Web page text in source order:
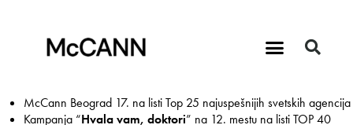
McCann Beograd 17. na listi Top 25 najuspešnijih svetskih agencija
Kampanja “Hvala vam, doktori” na 12. mestu na listi TOP 40